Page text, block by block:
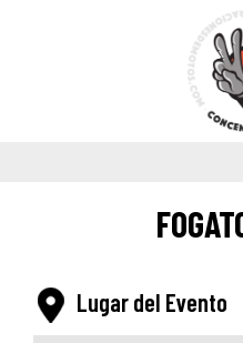
Lugar del Evento